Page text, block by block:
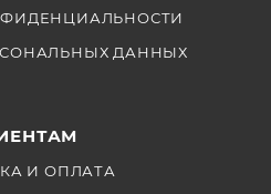
ДАННЫХ
И ОПЛАТА